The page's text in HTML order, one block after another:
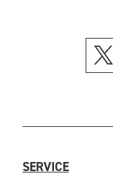
SERVICE